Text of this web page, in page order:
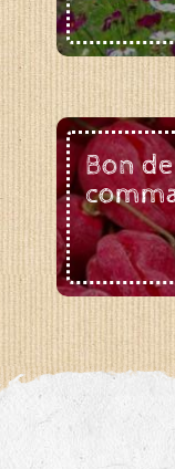
Bon de